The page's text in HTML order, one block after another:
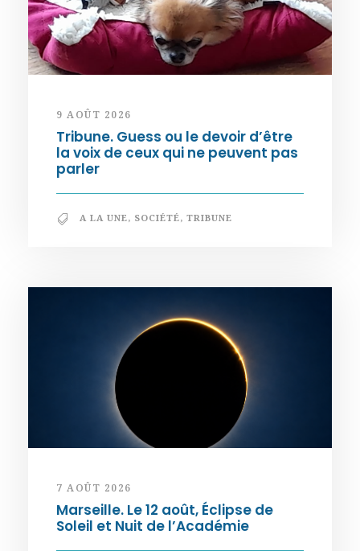
9 AOÛT 2026
Tribune. Guess ou le devoir d’être
la voix de ceux qui ne peuvent pas
parler
A LA UNE, SOCIÉTÉ, TRIBUNE
7 AOÛT 2026
Marseille. Le 12 août, Éclipse de
Soleil et Nuit de l’Académie